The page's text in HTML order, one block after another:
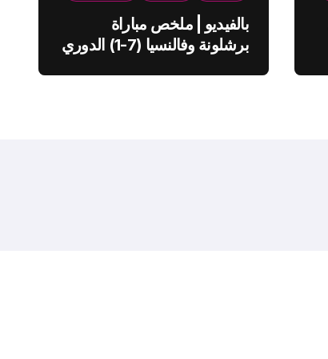
بالفيديو | ملخص مباراة
برشلونة وفالنسيا (7-1) الدوري